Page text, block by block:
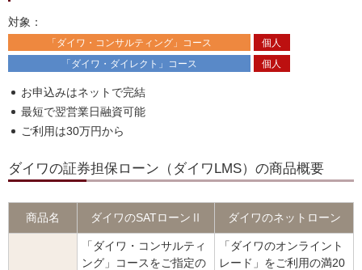
対象 ：
「ダイワ・コンサルティング」コース
個人
「ダイワ・ダイレクト」コース
個人
お申込みはネットで完結
最短で翌営業日融資可能
ご利用は30万円から
ダイワの証券担保ローン（ダイワLMS）の商品概要
商品名 ダイワのSATローンⅡ ダイワのネットローン
「ダイワ・コンサルティ
ング」コースをご指定の
「ダイワのオンライント
レード」をご利用の満20